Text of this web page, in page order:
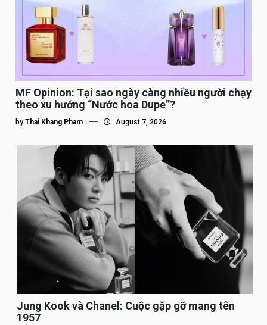
MF Opinion: Tại sao ngày càng nhiều người chạy
theo xu hướng “Nước hoa Dupe”?
by Thai Khang Pham August 7, 2026
Jung Kook và Chanel: Cuộc gặp gỡ mang tên
1957